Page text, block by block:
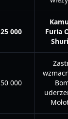
25 000
Furia
50 000